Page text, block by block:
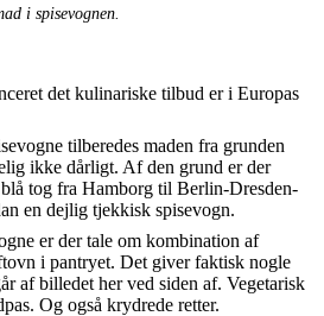
i spisevognen.
det kulinariske tilbud er i Europas
tilberedes maden fra grunden
ikke dårligt. Af den grund er der
tog fra Hamborg til Berlin-Dresden-
en dejlig tjekkisk spisevogn.
er der tale om kombination af
i pantryet. Det giver faktisk nogle
af billedet her ved siden af. Vegetarisk
Og også krydrede retter.